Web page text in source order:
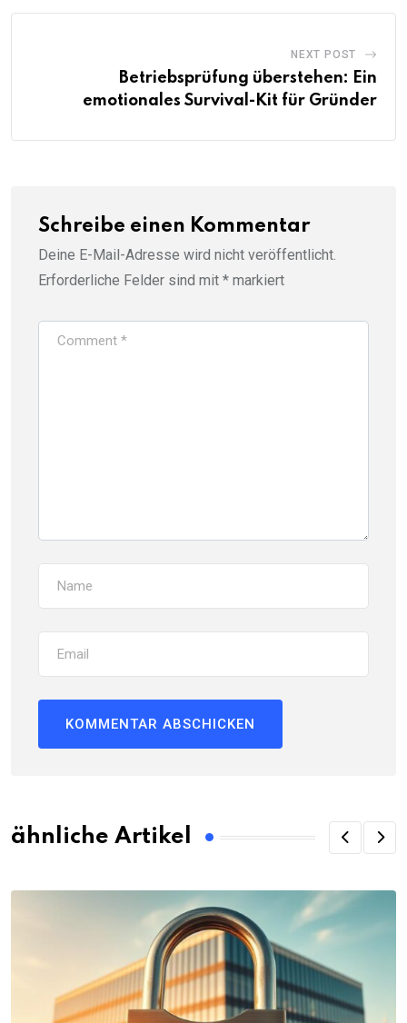
NEXT POST
Betriebsprüfung überstehen: Ein
emotionales Survival-Kit für Gründer
Schreibe einen Kommentar
Deine E-Mail-Adresse wird nicht veröffentlicht.
Erforderliche Felder sind mit * markiert
ähnliche Artikel